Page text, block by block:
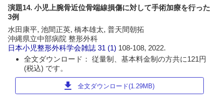
演題14. 小児上腕骨近位骨端線損傷に対して手術加療を行った
3例
水田康平, 池間正英, 橋本雄太, 普天間朝拓
沖縄県立中部病院 整形外科
日本小児整形外科学会雑誌 31 (1) 108-108, 2022.
全文ダウンロード： 従量制、基本料金制の方共に121円
(税込) です。
download 全文ダウンロード(1.29MB)